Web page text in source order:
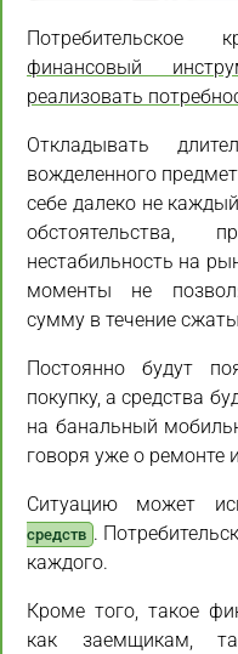
финансовый
реализовать
Откладывать
вожделенного
себе далеко не
обстоятельства,
нестабильность на
моменты не
сумму в течение
Постоянно будут
покупку, а средства
на банальный
говоря уже о ремонте
Ситуацию может
средств .
каждого.
Кроме того, такое
как заемщикам,